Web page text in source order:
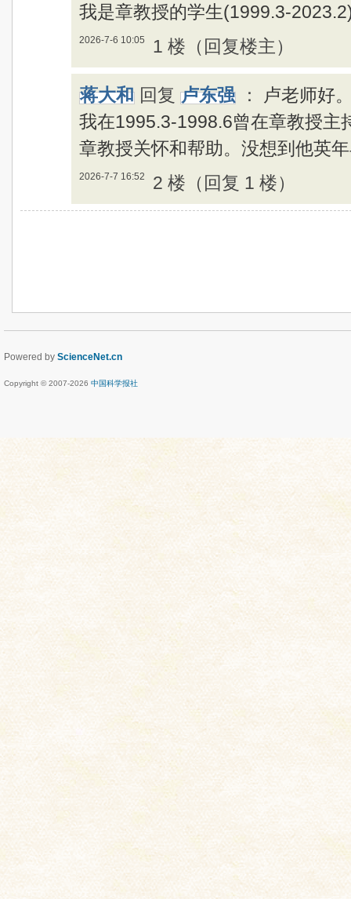
我是章教授的学生(1999.3-
2026-7-6 10:05 1 楼（回复楼主）
蒋大和 回复 卢东强 ：
卢老师好
我在1995.3-1998.6曾在章教授主
章教授关怀和帮助。没想到他英
2026-7-7 16:52 2 楼（回复 1 楼）
Powered by ScienceNet.cn
Copyright © 2007-2026 中国科学报社